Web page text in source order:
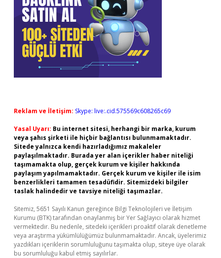
Reklam ve İletişim: Skype: live:.cid.575569c608265c69
Yasal Uyarı: Bu internet sitesi, herhangi bir marka, kurum
veya şahıs şirketi ile hiçbir bağlantısı bulunmamaktadır.
Sitede yalnızca kendi hazırladığımız makaleler
paylaşılmaktadır. Burada yer alan içerikler haber niteliği
taşımamakta olup, gerçek kurum ve kişiler hakkında
paylaşım yapılmamaktadır. Gerçek kurum ve kişiler ile isim
benzerlikleri tamamen tesadüfidir. Sitemizdeki bilgiler
taslak halindedir ve tavsiye niteliği taşımazlar.
Sitemiz, 5651 Sayılı Kanun gereğince Bilgi Teknolojileri ve İletişim
Kurumu (BTK) tarafından onaylanmış bir Yer Sağlayıcı olarak hizmet
vermektedir. Bu nedenle, sitedeki içerikleri proaktif olarak denetleme
veya araştırma yükümlülüğümüz bulunmamaktadır. Ancak, üyelerimiz
yazdıkları içeriklerin sorumluluğunu taşımakta olup, siteye üye olarak
bu sorumluluğu kabul etmiş sayılırlar.